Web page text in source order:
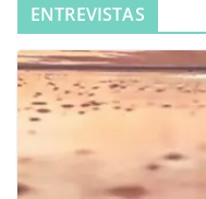
ENTREVISTAS